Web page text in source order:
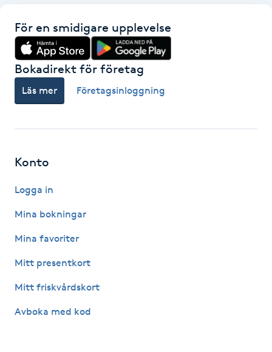
Hårborttagning
Hårbottenbehandling
Hälsprickor
Idrottsmassage
För en smidigare upplevelse
Bokadirekt för företag
Läs mer Företagsinloggning
Konto
Logga in
Mina bokningar
Mina favoriter
Mitt presentkort
Mitt friskvårdskort
Avboka med kod